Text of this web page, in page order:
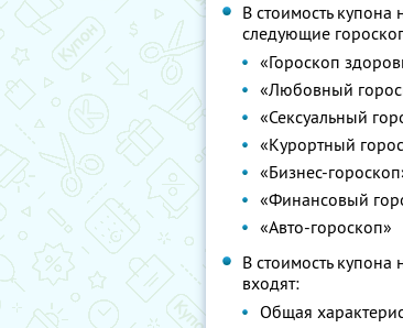
В стоимость купона
следующие
«Гороскоп
«Любовный
«Сексуальный
«Курортный
«Бизнес-
«Финансовый
«Авто-гороскоп»
В стоимость купона
входят:
Общая